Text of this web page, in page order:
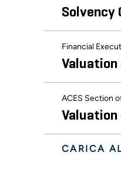
Solvency
Financial
Valuation
ACES Section
Valuation
American
CARICA